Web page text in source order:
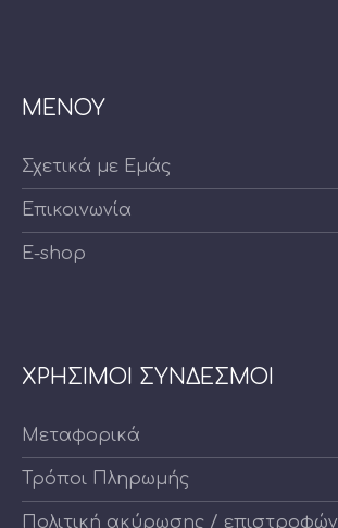
ΜΕΝΟΥ
Σχετικά με Εμάς
Επικοινωνία
E-shop
ΧΡΗΣΙΜΟΙ ΣΥΝΔΕΣΜΟΙ
Μεταφορικά
Τρόποι Πληρωμής
Πολιτική ακύρωσης / επιστροφών